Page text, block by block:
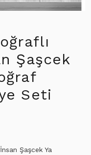
Şaşcek
Seti
Şaşcek Ya